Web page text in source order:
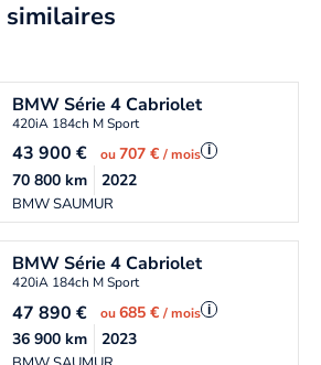
similaires
BMWSérie 4 Cabriolet
420iA 184ch M Sport
43 900€ ou707 €/ mois i
BMW SAUMUR
70 800km 2022
BMWSérie 4 Cabriolet
420iA 184ch M Sport
47 890€ ou685 €/ mois i
36 900km 2023